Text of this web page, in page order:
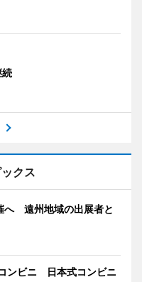
続
クス
へ 遠州地域の出展者と
ンビニ 日本式コンビニ